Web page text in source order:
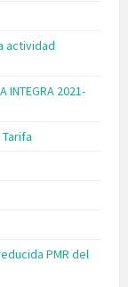
actividad
INTEGRA 2021-
PMR del